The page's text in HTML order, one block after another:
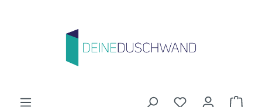
Du hast 0